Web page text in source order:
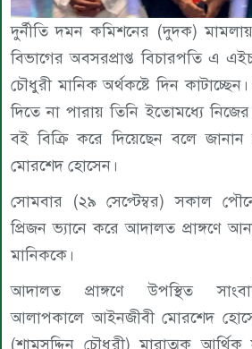
দুর্নীতি দমন কমিশনের (দুদক)
বিভাগের অবসরপ্রাপ্ত বিচারপতি এ
চৌধুরী মানিক অর্থকষ্টে দিন
দিতে না পারায় তিনি ইতোমধ্যে
বই বিক্রি করে দিয়েছেন বলে
মোরশেদ হোসেন।
সোমবার (২৯ সেপ্টেম্বর) সকাল
প্রিজন ভ্যানে করে আদালত প্রাঙ্গণে
মানিককে।
আদালত প্রাঙ্গণে উপস্থিত
আলাপকালে আইনজীবী মোরশেদ
(শামসুদ্দিন চৌধুরী) মারাত্মক